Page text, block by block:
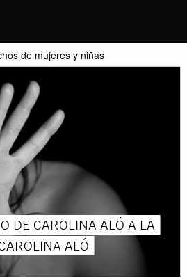
de mujeres y niñas
DE CAROLINA ALÓ A LA
ALÓ